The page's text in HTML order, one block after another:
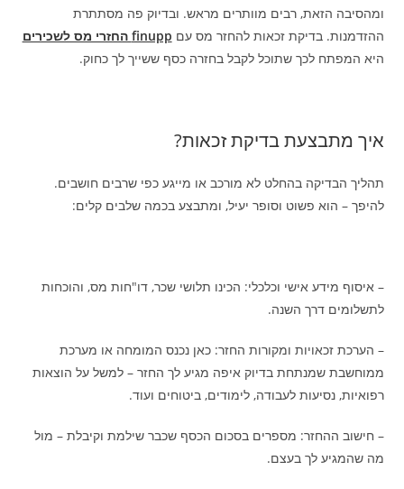
ומהסיבה הזאת, רבים מוותרים מראש. ובדיוק פה מסתתרת
ההזדמנות. בדיקת זכאות להחזר מס עם finupp החזרי מס לשכירים
היא המפתח לכך שתוכל לקבל בחזרה כסף ששייך לך כחוק.
איך מתבצעת בדיקת זכאות?
תהליך הבדיקה בהחלט לא מורכב או מייגע כפי שרבים חושבים.
להיפך – הוא פשוט וסופר יעיל, ומתבצע בכמה שלבים קלים:
– איסוף מידע אישי וכלכלי: הכינו תלושי שכר, דו"חות מס, והוכחות
לתשלומים דרך השנה.
– הערכת זכאויות ומקורות החזר: כאן נכנס המומחה או מערכת
ממוחשבת שמנתחת בדיוק איפה מגיע לך החזר – למשל על הוצאות
רפואיות, נסיעות לעבודה, לימודים, ביטוחים ועוד.
– חישוב ההחזר: מספרים בסכום הכסף שכבר שילמת וקיבלת – מול
מה שהמגיע לך בעצם.